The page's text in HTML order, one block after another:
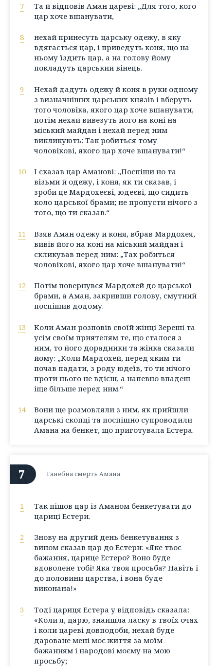
7
Та й відповів Аман цареві: „Для того, кого
цар хоче вшанувати,
8
нехай принесуть царську одежу, в яку
вдягається цар, і приведуть коня, що на
ньому їздить цар, а на голову йому
покладуть царський вінець.
9
Нехай дадуть одежу й коня в руки одному
з визначніших царських князів і вберуть
того чоловіка, якого цар хоче вшанувати,
потім нехай вивезуть його на коні на
міський майдан і нехай перед ним
викликують: Так робиться тому
чоловікові, якого цар хоче вшанувати!“
10
І сказав цар Аманові: „Поспіши но та
візьми й одежу, і коня, як ти сказав, і
зроби це Мардохеєві, юдеєві, що сидить
коло царської брами; не пропусти нічого з
того, що ти сказав.“
11
Взяв Аман одежу й коня, вбрав Мардохея,
вивів його на коні на міський майдан і
скликував перед ним: „Так робиться
чоловікові, якого цар хоче вшанувати!“
12
Потім повернувся Мардохей до царської
брами, а Аман, закривши голову, смутний
поспішив додому.
13
Коли Аман розповів своїй жінці Зереші та
усім своїм приятелям те, що сталося з
ним, то його дорадники та жінка сказали
йому: „Коли Мардохей, перед яким ти
почав падати, з роду юдеїв, то ти нічого
проти нього не вдієш, а напевно впадеш
іще більше перед ним.“
14
Вони ще розмовляли з ним, як прийшли
царські скопці та поспішно супроводили
Амана на бенкет, що приготувала Естера.
7 Ганебна смерть Амана
1
Так пішов цар із Аманом бенкетувати до
цариці Естери.
2
Знову на другий день бенкетування з
вином сказав цар до Естери: «Яке твоє
бажання, царице Естеро? Воно буде
вдоволене тобі! Яка твоя просьба? Навіть і
до половини царства, і вона буде
виконана!»
3
Тоді цариця Естера у відповідь сказала:
«Коли я, царю, знайшла ласку в твоїх очах
і коли цареві довподоби, нехай буде
дароване мені моє життя за моїм
бажанням і народові моєму на мою
просьбу;